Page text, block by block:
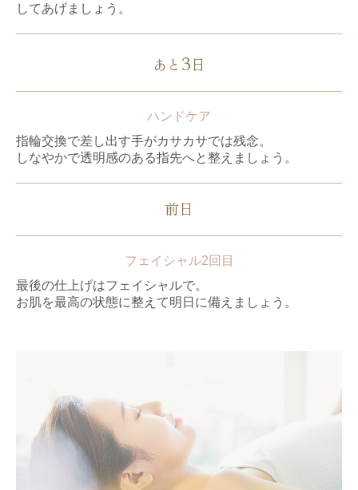
してあげましょう。
あと 3日
ハンドケア
指輪交換で差し出す手がカサカサでは残念。
しなやかで透明感のある指先へと整えましょう。
前日
フェイシャル2回目
最後の仕上げはフェイシャルで。
お肌を最高の状態に整えて明日に備えましょう。